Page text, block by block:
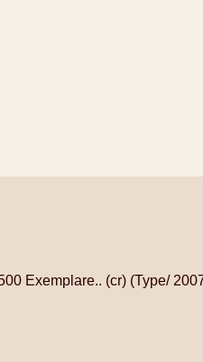
Exemplare.. (cr) (Type/